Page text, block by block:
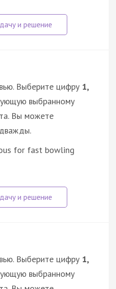
Выберите цифру 1,
выбранному
Вы можете
for fast bowling
Выберите цифру 1,
выбранному